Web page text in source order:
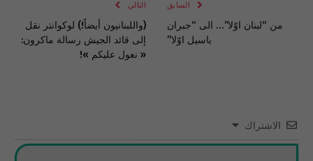
السابق
من “لبنان اوّلا”… الى “جبران
باسيل اوّلا”
التالي
(واللبنانيون أيضاً!) لوكوانتر نقل
إلى قائد الجيش رسالة ماكرون:
« نعول عليكم »!
الاشتراك